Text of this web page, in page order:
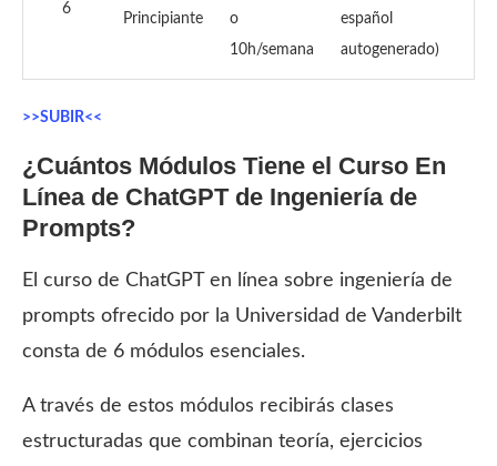
6
Principiante
o
10h/semana
español
autogenerado)
>>SUBIR<<
¿Cuántos Módulos Tiene el Curso En
Línea de ChatGPT de Ingeniería de
Prompts?
El curso de ChatGPT en línea sobre ingeniería de
prompts ofrecido por la Universidad de Vanderbilt
consta de 6 módulos esenciales.
A través de estos módulos recibirás clases
estructuradas que combinan teoría, ejercicios